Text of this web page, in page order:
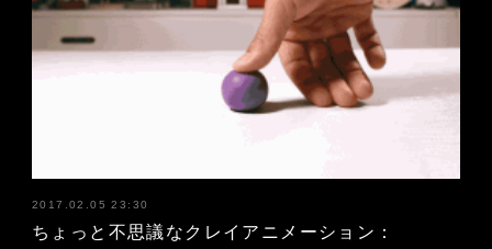
2017.02.05 23:30
ちょっと不思議なクレイアニメーション：